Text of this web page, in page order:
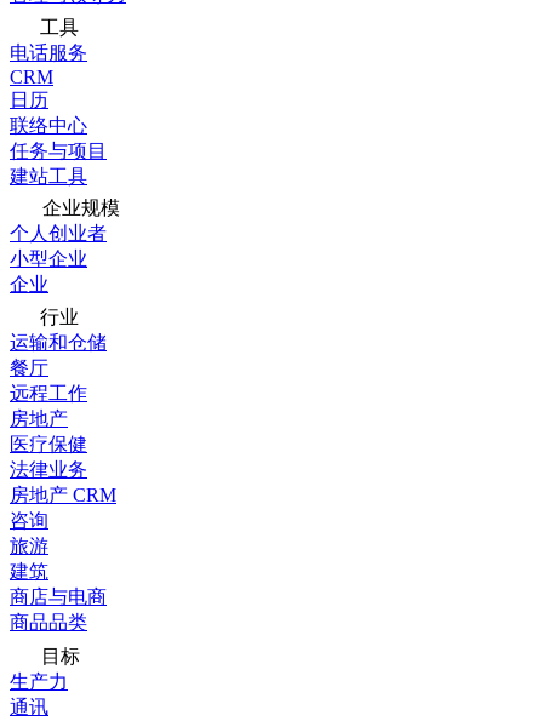
工具
电话服务
CRM
日历
联络中心
任务与项目
建站工具
企业规模
个人创业者
小型企业
企业
行业
运输和仓储
餐厅
远程工作
房地产
医疗保健
法律业务
房地产 CRM
咨询
旅游
建筑
商店与电商
商品品类
目标
生产力
通讯